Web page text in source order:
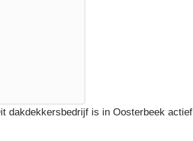
dakdekkersbedrijf is in Oosterbeek actief